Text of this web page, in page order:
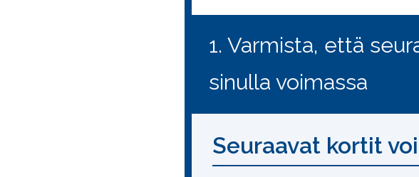
1. Varmista, että
sinulla voimassa
Seuraavat kortit